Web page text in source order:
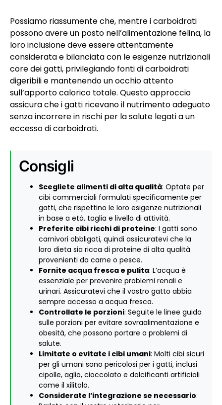
Possiamo riassumente che, mentre i carboidrati
possono avere un posto nell’alimentazione felina, la
loro inclusione deve essere attentamente
considerata e bilanciata con le esigenze nutrizionali
core dei gatti, privilegiando fonti di carboidrati
digeribili e mantenendo un occhio attento
sull’apporto calorico totale. Questo approccio
assicura che i gatti ricevano il nutrimento adeguato
senza incorrere in rischi per la salute legati a un
eccesso di carboidrati.
Consigli
Scegliete alimenti di alta qualità: Optate per
cibi commerciali formulati specificamente per
gatti, che rispettino le loro esigenze nutrizionali
in base a età, taglia e livello di attività.
Preferite cibi ricchi di proteine: I gatti sono
carnivori obbligati, quindi assicuratevi che la
loro dieta sia ricca di proteine di alta qualità
provenienti da carne o pesce.
Fornite acqua fresca e pulita: L’acqua è
essenziale per prevenire problemi renali e
urinari. Assicuratevi che il vostro gatto abbia
sempre accesso a acqua fresca.
Controllate le porzioni: Seguite le linee guida
sulle porzioni per evitare sovraalimentazione e
obesità, che possono portare a problemi di
salute.
Limitate o evitate i cibi umani: Molti cibi sicuri
per gli umani sono pericolosi per i gatti, inclusi
cipolle, aglio, cioccolato e dolcificanti artificiali
come il xilitolo.
Considerate l’integrazione se necessario: